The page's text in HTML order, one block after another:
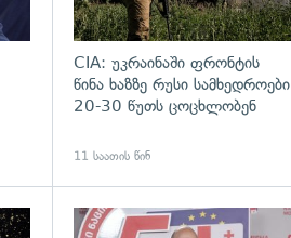
CIA: უკრაინაში ფრონტის
წინა ხაზზე რუსი სამხედროები
20-30 წუთს ცოცხლობენ
11 საათის წინ
გადახედვა